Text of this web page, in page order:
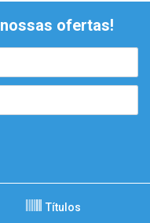
ofertas!
Títulos